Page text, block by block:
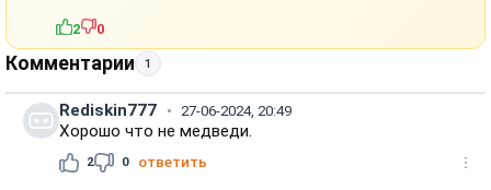
2 0
Комментарии 1
Rediskin777 27-06-2024, 20:49
Хорошо что не медведи.
2 0 ответить